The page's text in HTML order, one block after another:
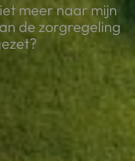
meer naar mijn
de zorgregeling